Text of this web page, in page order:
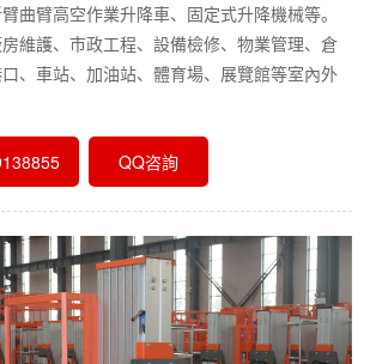
曲臂高空作業升降車、固定式升降機械等。
維護、市政工程、設備檢修、物業管理、倉
、車站、加油站、體育場、展覽館等室內外
QQ咨詢